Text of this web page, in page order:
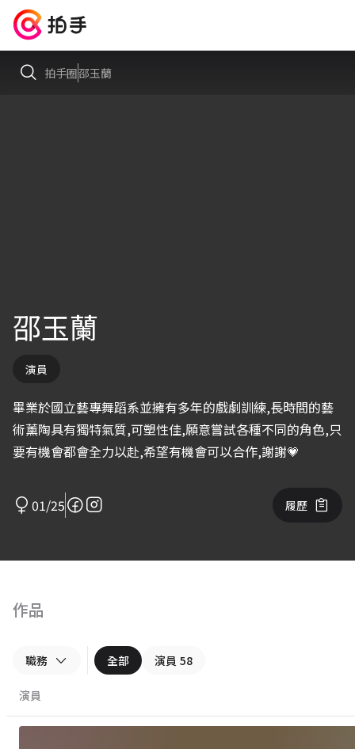
拍手圈邵玉蘭
邵玉蘭
演員
畢業於國立藝專舞蹈系並擁有多年的戲劇訓練,長時間的藝
術薰陶具有獨特氣質,可塑性佳,願意嘗試各種不同的角色,只
要有機會都會全力以赴,希望有機會可以合作,謝謝💗
01/25 履歷
作品
職務 全部 演員 58
演員